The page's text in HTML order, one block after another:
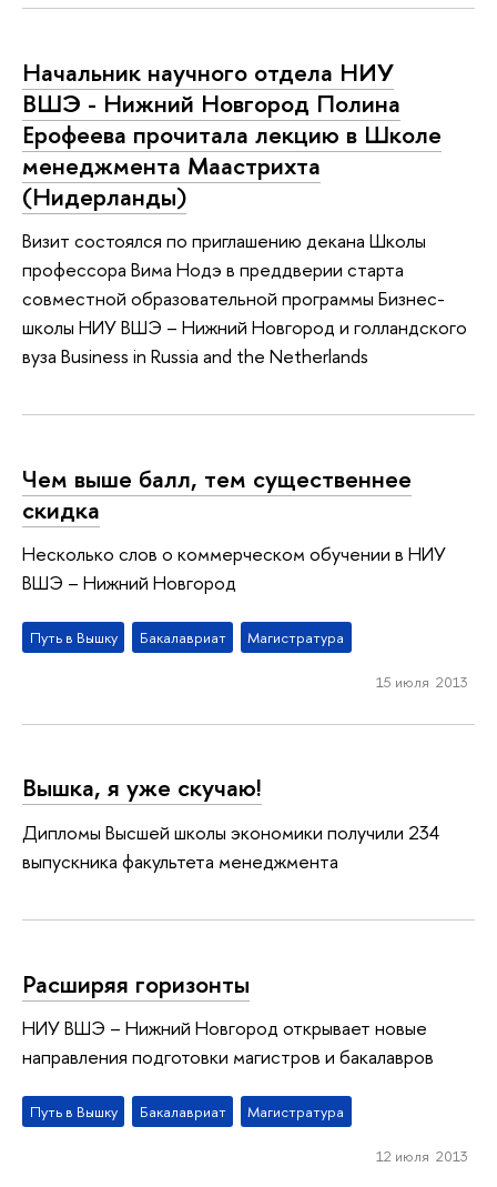
Начальник научного отдела НИУ
ВШЭ - Нижний Новгород Полина
Ерофеева прочитала лекцию в Школе
менеджмента Маастрихта
(Нидерланды)
Визит состоялся по приглашению декана Школы
профессора Вима Нодэ в преддверии старта
совместной образовательной программы Бизнес-
школы НИУ ВШЭ – Нижний Новгород и голландского
вуза Business in Russia and the Netherlands
Чем выше балл, тем существеннее
скидка
Несколько слов о коммерческом обучении в НИУ
ВШЭ – Нижний Новгород
Путь в Вышку Бакалавриат Магистратура
15 июля 2013
Вышка, я уже скучаю!
Дипломы Высшей школы экономики получили 234
выпускника факультета менеджмента
Расширяя горизонты
НИУ ВШЭ – Нижний Новгород открывает новые
направления подготовки магистров и бакалавров
Путь в Вышку Бакалавриат Магистратура
12 июля 2013